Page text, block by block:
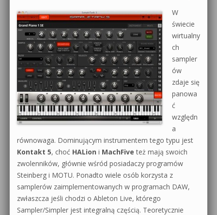
Bitwig Studio od podstaw
Produkcja muzyczna od podstaw
Sylenth1 od podstaw
Sound Forge od podstaw
Dubstep z syntezatorem Massive
Kontakt 5 Kompendium
0dB.pl - informacje
Newsletter
Materiały dla mediów
Archiwum aktualności
Polityka prywatności
Regulamin
Działanie sklepu internetowego
Wyszukiwanie
W
świecie
wirtualny
ch
sampler
ów
zdaje się
panowa
ć
względn
a
równowaga. Dominującym instrumentem tego typu jest
Kontakt 5, choć HALion i MachFive też mają swoich
zwolenników, głównie wśród posiadaczy programów
Steinberg i MOTU. Ponadto wiele osób korzysta z
samplerów zaimplementowanych w programach DAW,
zwłaszcza jeśli chodzi o Ableton Live, którego
Sampler/Simpler jest integralną częścią. Teoretycznie